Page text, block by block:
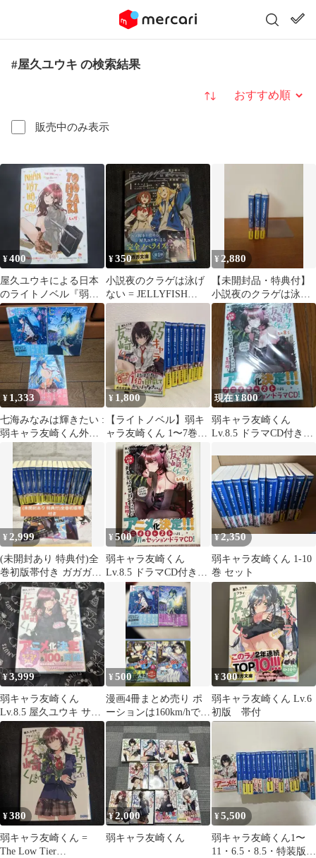
#屋久ユウキ の検索結果
販売中のみ表示
並び替え
¥400
屋久ユウキによる日本
のライトノベル『弱キ
ャラ友崎くん』の第7巻
ベトナム語版
¥350
小説夜のクラゲは泳げ
ない = JELLYFISH
CAN'T SWIM IN …
¥ 2,880
【未開封品・特典付】
小説夜のクラゲは泳げ
ない = JELLYFISH …全
3冊
¥ 1,333
七海みなみは輝きたい :
弱キャラ友崎くん外伝.
全巻 3巻
¥ 1,800
【ライトノベル】弱キ
ャラ友崎くん 1〜7巻セ
ット／屋久ユウキ
現在 ¥800
弱キャラ友崎くん
Lv.8.5 ドラマCD付き特
¥2,999
(未開封あり 特典付)全
巻初版帯付き ガガガ金
帯ラブコメ3作品セット
¥500
弱キャラ友崎くん
Lv.8.5 ドラマCD付き特
¥2,350
弱キャラ友崎くん 1-10
巻 セット
¥3,999
弱キャラ友崎くん
Lv.8.5 屋久ユウキ サイ
ン本 初版
¥500
漫画4冊まとめ売り ポ
ーションは160km/hで投
げるモノ 七海みなみは
輝きたい
¥300
弱キャラ友崎くん Lv.6
初版 帯付
¥380
弱キャラ友崎くん =
The Low Tier
¥2,000
弱キャラ友崎くん
¥5,500
弱キャラ友崎くん1〜
11・6.5・8.5・特装版